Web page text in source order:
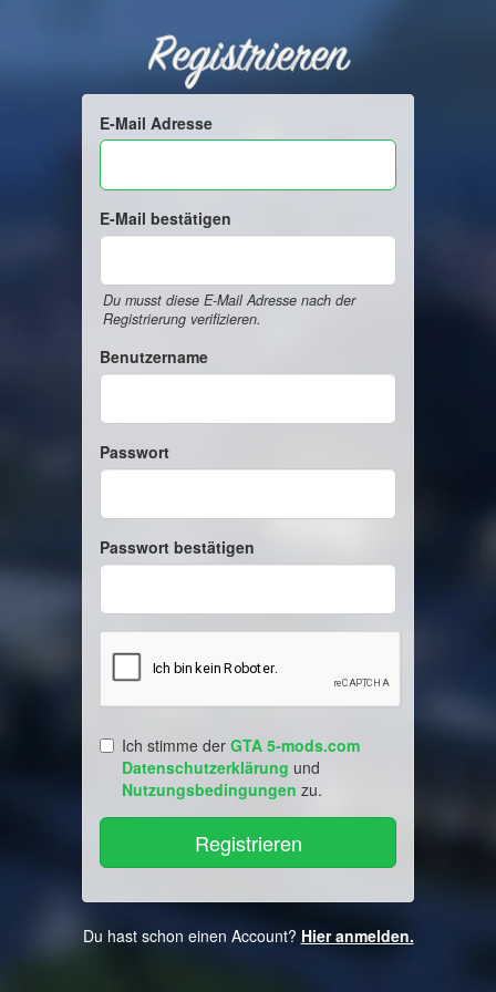
Registrieren
E-Mail Adresse
E-Mail bestätigen
Du musst diese E-Mail Adresse nach der
Registrierung verifizieren.
Benutzername
Passwort
Passwort bestätigen
Ich stimme der GTA 5-mods.com
Datenschutzerklärung und
Nutzungsbedingungen zu.
Du hast schon einen Account? Hier anmelden.